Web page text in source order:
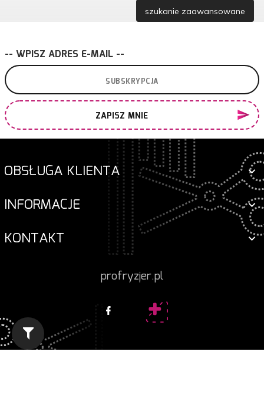
szukanie zaawansowane
-- WPISZ ADRES E-MAIL --
ZAPISZ MNIE
OBSŁUGA KLIENTA
INFORMACJE
KONTAKT
profryzjer.pl